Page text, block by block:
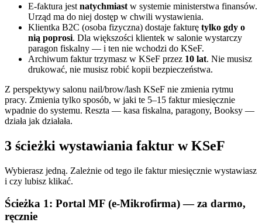
E-faktura jest natychmiast w systemie ministerstwa finansów.
Urząd ma do niej dostęp w chwili wystawienia.
Klientka B2C (osoba fizyczna) dostaje fakturę tylko gdy o
nią poprosi. Dla większości klientek w salonie wystarczy
paragon fiskalny — i ten nie wchodzi do KSeF.
Archiwum faktur trzymasz w KSeF przez 10 lat. Nie musisz
drukować, nie musisz robić kopii bezpieczeństwa.
Z perspektywy salonu nail/brow/lash KSeF nie zmienia rytmu
pracy. Zmienia tylko sposób, w jaki te 5–15 faktur miesięcznie
wpadnie do systemu. Reszta — kasa fiskalna, paragony, Booksy —
działa jak działała.
3 ścieżki wystawiania faktur w KSeF
Wybierasz jedną. Zależnie od tego ile faktur miesięcznie wystawiasz
i czy lubisz klikać.
Ścieżka 1: Portal MF (e-Mikrofirma) — za darmo,
ręcznie